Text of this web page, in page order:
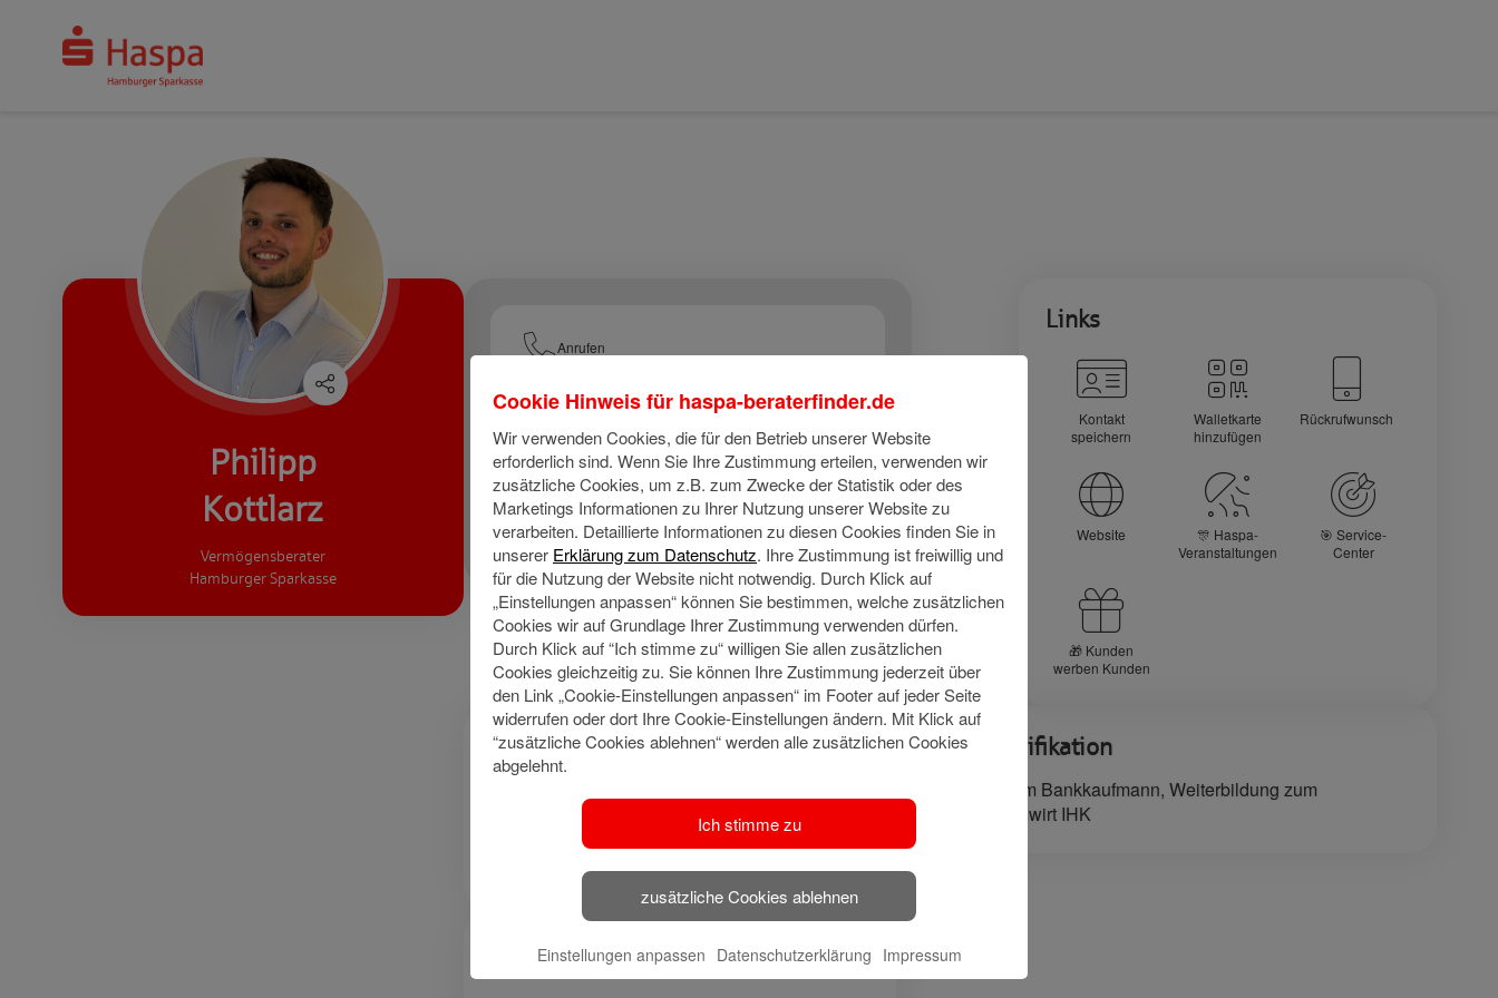
Philipp
Kottlarz
Vermögensberater
Hamburger Sparkasse
Anrufen
E-Mail
Termin vereinbaren
Links
Kontakt
speichern
Walletkarte
hinzufügen
Rückrufwunsch
Website
🎊 Haspa-
Veranstaltungen
🎯 Service-
Center
🎁 Kunden
werben Kunden
Meine Qualifikation
Ausbildung zum Bankkaufmann, Weiterbildung zum
Wirtschaftsfachwirt IHK
Social Media
🔗 Haspa Social
Media
Meine Adresse
Cookie Hinweis für haspa-beraterfinder.de
Wir verwenden Cookies, die für den Betrieb unserer Website
erforderlich sind. Wenn Sie Ihre Zustimmung erteilen, verwenden wir
zusätzliche Cookies, um z.B. zum Zwecke der Statistik oder des
Marketings Informationen zu Ihrer Nutzung unserer Website zu
verarbeiten. Detaillierte Informationen zu diesen Cookies finden Sie in
unserer Erklärung zum Datenschutz. Ihre Zustimmung ist freiwillig und
für die Nutzung der Website nicht notwendig. Durch Klick auf
„Einstellungen anpassen“ können Sie bestimmen, welche zusätzlichen
Cookies wir auf Grundlage Ihrer Zustimmung verwenden dürfen.
Durch Klick auf “Ich stimme zu“ willigen Sie allen zusätzlichen
Cookies gleichzeitig zu. Sie können Ihre Zustimmung jederzeit über
den Link „Cookie-Einstellungen anpassen“ im Footer auf jeder Seite
widerrufen oder dort Ihre Cookie-Einstellungen ändern. Mit Klick auf
“zusätzliche Cookies ablehnen“ werden alle zusätzlichen Cookies
abgelehnt.
Ich stimme zu
zusätzliche Cookies ablehnen
Einstellungen anpassen Datenschutzerklärung Impressum